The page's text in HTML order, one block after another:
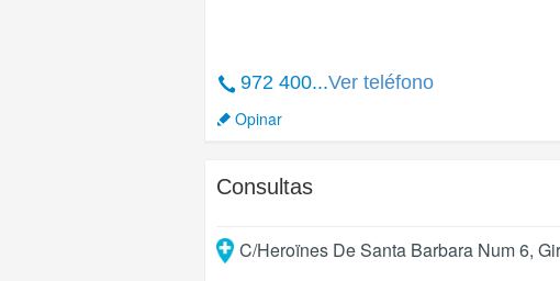
972 400...Ver teléfono
Opinar
Consultas
C/Heroïnes De Santa Barbara Num 6,